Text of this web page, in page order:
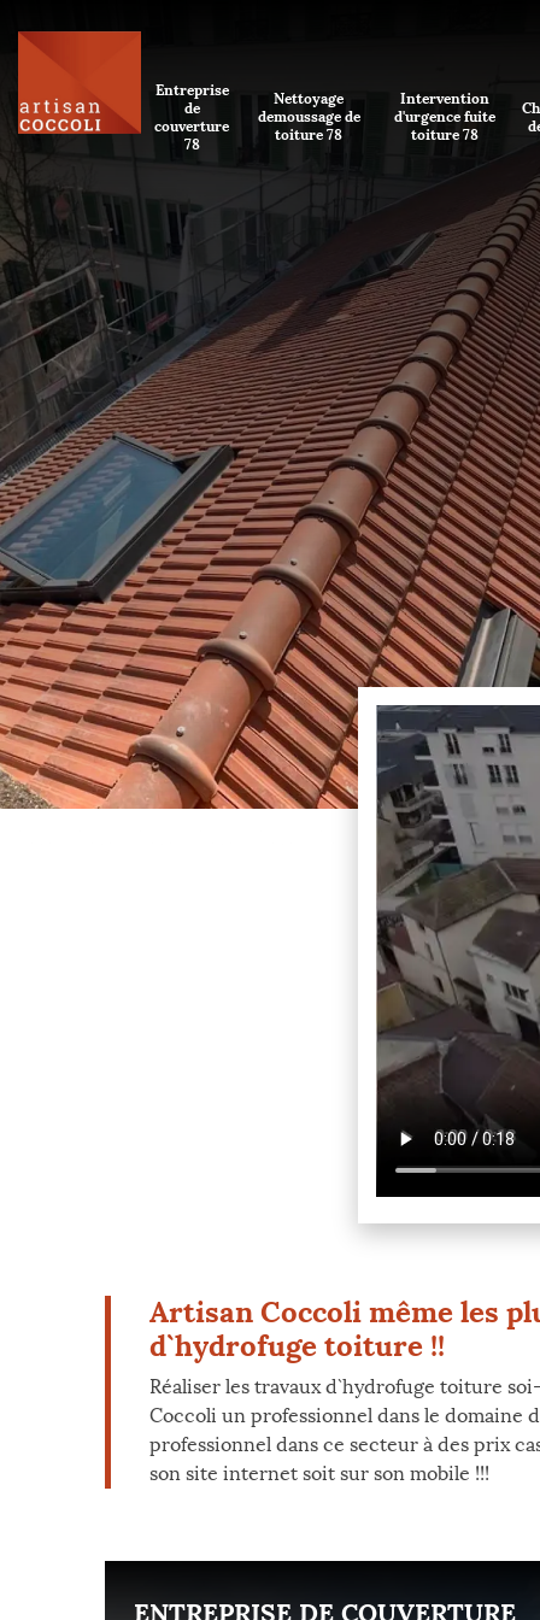
Entreprise
de
couverture
78
Nettoyage
demoussage de
toiture 78
Intervention
d'urgence fuite
toiture 78
Artisan Coccoli même les
d`hydrofuge toiture !!
Réaliser les travaux d`hydrofuge toiture
Coccoli un professionnel dans le domaine
professionnel dans ce secteur à des prix
son site internet soit sur son mobile !!!
ENTREPRISE DE COUVERTURE